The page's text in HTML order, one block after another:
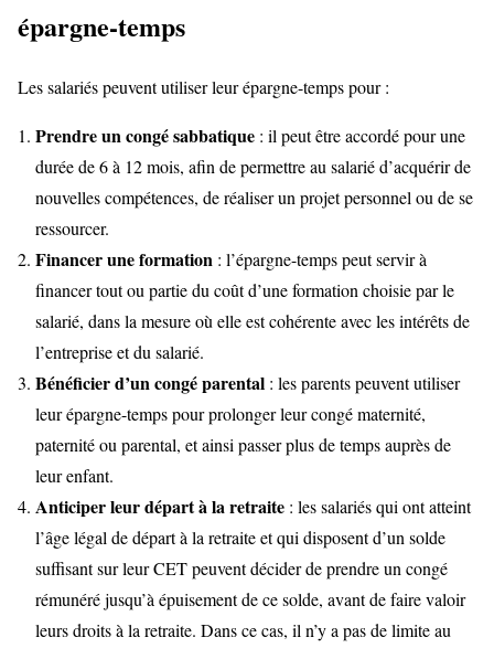
épargne-temps
Les salariés peuvent utiliser leur épargne-temps pour :
Prendre un congé sabbatique : il peut être accordé pour une
durée de 6 à 12 mois, afin de permettre au salarié d’acquérir de
nouvelles compétences, de réaliser un projet personnel ou de se
ressourcer.
Financer une formation : l’épargne-temps peut servir à
financer tout ou partie du coût d’une formation choisie par le
salarié, dans la mesure où elle est cohérente avec les intérêts de
l’entreprise et du salarié.
Bénéficier d’un congé parental : les parents peuvent utiliser
leur épargne-temps pour prolonger leur congé maternité,
paternité ou parental, et ainsi passer plus de temps auprès de
leur enfant.
Anticiper leur départ à la retraite : les salariés qui ont atteint
l’âge légal de départ à la retraite et qui disposent d’un solde
suffisant sur leur CET peuvent décider de prendre un congé
rémunéré jusqu’à épuisement de ce solde, avant de faire valoir
leurs droits à la retraite. Dans ce cas, il n’y a pas de limite au